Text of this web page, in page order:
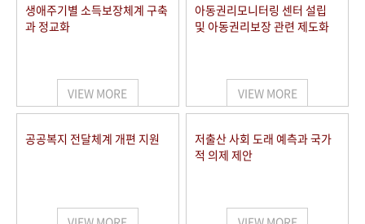
생애주기별 소득보장체계 구축
과 정교화
VIEW MORE
아동권리모니터링 센터 설립
및 아동권리보장 관련 제도화
VIEW MORE
공공복지 전달체계 개편 지원
저출산 사회 도래 예측과 국가
적 의제 제안